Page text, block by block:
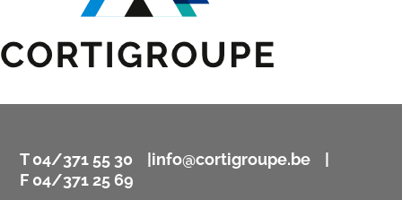
T 04/371 55 30 | info@cortigroupe.be
F 04/371 25 69